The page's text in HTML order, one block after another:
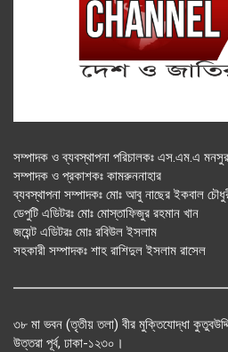
সম্পাদক ও ব্যবস্থাপনা পরিচালকঃ এস.এম.এ
সম্পাদক ও প্রকাশকঃ কামরুননাহার
ব্যবস্থাপনা সম্পাদকঃ মোঃ আবু নাছের ইকবাল
ডেপুটি এডিটরঃ মোঃ মোস্তাফিজুর রহমান খান
জয়েন্ট এডিটরঃ মোঃ রবিউল ইসলাম
সহকারী সম্পাদকঃ শাহ রাশিদুল ইসলাম রাসেল
৩৮ মা ভবন (তৃতীয় তলা) বীর মুক্তিযোদ্ধা
উত্তরা পূর্ব, ঢাকা-১২৩০।